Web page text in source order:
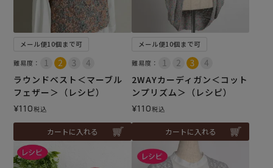
メール便10個まで可
難易度：
ラウンドベスト＜マーブル
フェザー＞（レシピ）
¥110税込
カートに入れる
メール便10個まで可
難易度：
2WAYカーディガン＜コット
ンプリズム＞（レシピ）
¥110税込
カートに入れる